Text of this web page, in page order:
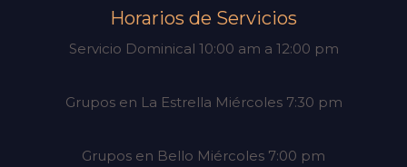
Horarios de Servicios
Servicio Dominical 10:00 am a 12:00 pm
Grupos en La Estrella Miércoles 7:30 pm
Grupos en Bello Miércoles 7:00 pm